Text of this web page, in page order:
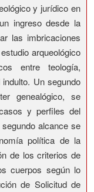
y jurídico en
ingreso desde la
las imbricaciones
arqueológico
entre teología,
Un segundo
genealógico, se
y perfiles del
alcance se
política de la
de los criterios de
cuerpos según lo
de Solicitud de